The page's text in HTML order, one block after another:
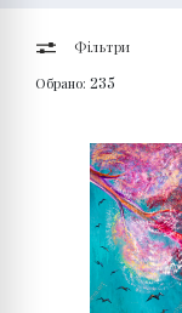
Фільтри
Обрано: 235